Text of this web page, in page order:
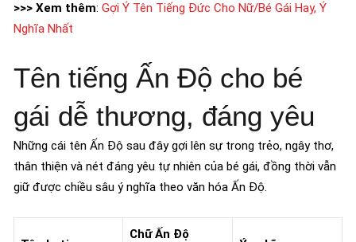
>>> Xem thêm: Gợi Ý Tên Tiếng Đức Cho Nữ/Bé Gái Hay, Ý
Nghĩa Nhất
Tên tiếng Ấn Độ cho bé
gái dễ thương, đáng yêu
Những cái tên Ấn Độ sau đây gợi lên sự trong trẻo, ngây thơ,
thân thiện và nét đáng yêu tự nhiên của bé gái, đồng thời vẫn
giữ được chiều sâu ý nghĩa theo văn hóa Ấn Độ.
Chữ Ấn Độ